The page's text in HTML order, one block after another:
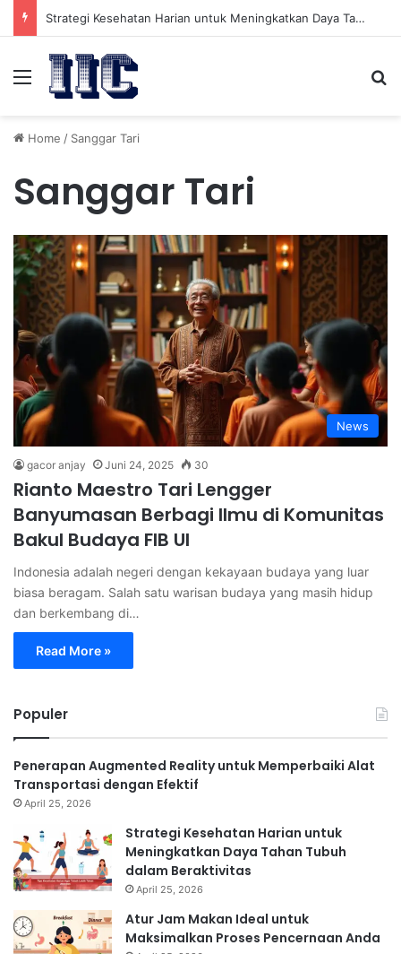
Strategi Kesehatan Harian untuk Meningkatkan Daya Tahan Tubuh dalam Beraktivitas
Menu
Home / Sanggar Tari
Sanggar Tari
News
gacor anjay Juni 24, 2025 30
Rianto Maestro Tari Lengger
Banyumasan Berbagi Ilmu di Komunitas
Bakul Budaya FIB UI
Indonesia adalah negeri dengan kekayaan budaya yang luar
biasa beragam. Salah satu warisan budaya yang masih hidup
dan berkembang di…
Read More »
Populer
Penerapan Augmented Reality untuk Memperbaiki Alat
Transportasi dengan Efektif
April 25, 2026
Strategi Kesehatan Harian untuk
Meningkatkan Daya Tahan Tubuh
dalam Beraktivitas
April 25, 2026
Atur Jam Makan Ideal untuk
Maksimalkan Proses Pencernaan Anda